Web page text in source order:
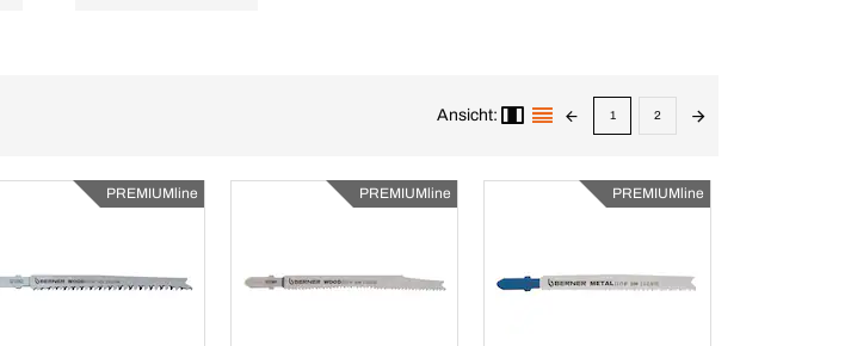
Ansicht: 1 2
PREMIUMline PREMIUMline PREMIUMline